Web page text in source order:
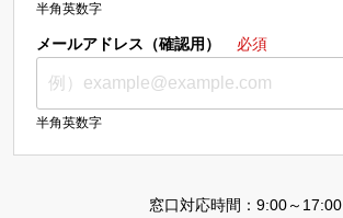
半角英数字
メールアドレス（確認用） 必須
半角英数字
窓口対応時間：9:00～17:00